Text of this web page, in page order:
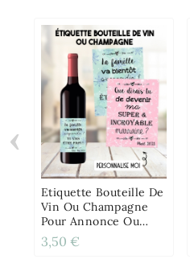
Etiquette Bouteille De
Vin Ou Champagne
Pour Annonce Ou
Demande Originale -
Hiver
3,50 €
‹